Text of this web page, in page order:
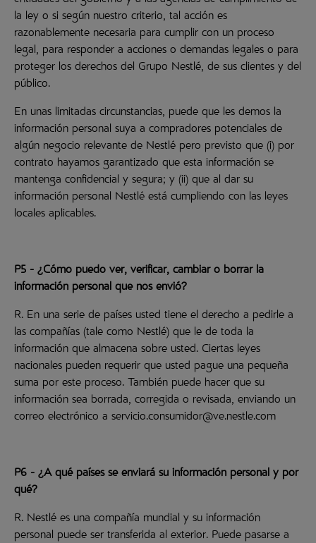
la ley o si según nuestro criterio, tal acción es
razonablemente necesaria para cumplir con un proceso
legal, para responder a acciones o demandas legales o para
proteger los derechos del Grupo Nestlé, de sus clientes y del
público.
En unas limitadas circunstancias, puede que les demos la
información personal suya a compradores potenciales de
algún negocio relevante de Nestlé pero previsto que (i) por
contrato hayamos garantizado que esta información se
mantenga confidencial y segura; y (ii) que al dar su
información personal Nestlé está cumpliendo con las leyes
locales aplicables.
P5 - ¿Cómo puedo ver, verificar, cambiar o borrar la
información personal que nos envió?
R. En una serie de países usted tiene el derecho a pedirle a
las compañías (tale como Nestlé) que le de toda la
información que almacena sobre usted. Ciertas leyes
nacionales pueden requerir que usted pague una pequeña
suma por este proceso. También puede hacer que su
información sea borrada, corregida o revisada, enviando un
correo electrónico a servicio.consumidor@ve.nestle.com
P6 - ¿A qué países se enviará su información personal y por
qué?
R. Nestlé es una compañía mundial y su información
personal puede ser transferida al exterior. Puede pasarse a